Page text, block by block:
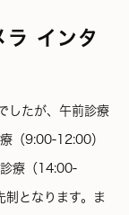
ラ インタ
したが、午前診療
（9:00-12:00）
療（14:00-
制となります。ま